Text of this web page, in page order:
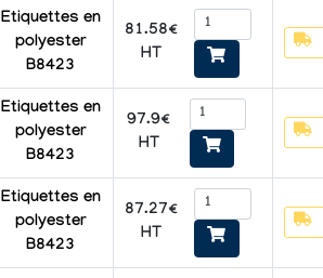
Etiquettes en
polyester
B8423
81.58€
HT
Etiquettes en
polyester
B8423
97.9€
HT
Etiquettes en
polyester
B8423
87.27€
HT